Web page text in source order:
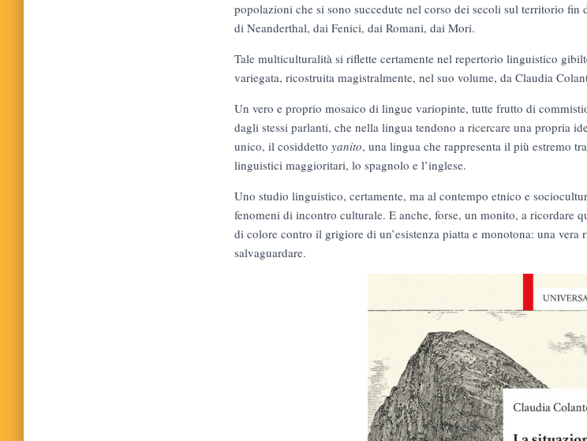
popolazioni che si sono succedute nel corso dei secoli sul territorio fin
di Neanderthal, dai Fenici, dai Romani, dai Mori.
Tale multiculturalità si riflette certamente nel repertorio linguistico
variegata, ricostruita magistralmente, nel suo volume, da Claudia
Un vero e proprio mosaico di lingue variopinte, tutte frutto di
dagli stessi parlanti, che nella lingua tendono a ricercare una propria
unico, il cosiddetto yanito, una lingua che rappresenta il più estremo
linguistici maggioritari, lo spagnolo e l’inglese.
Uno studio linguistico, certamente, ma al contempo etnico e
fenomeni di incontro culturale. E anche, forse, un monito, a ricordare
di colore contro il grigiore di un’esistenza piatta e monotona: una
salvaguardare.